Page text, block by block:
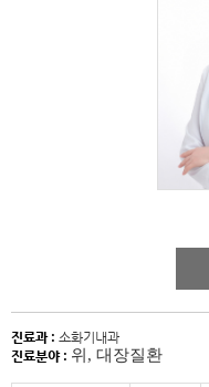
진료과 : 소화기내과
진료분야 : 위, 대장질환